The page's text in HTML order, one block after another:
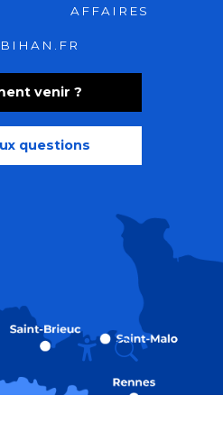
Recherche
venir ?
questions
AFFAIRES